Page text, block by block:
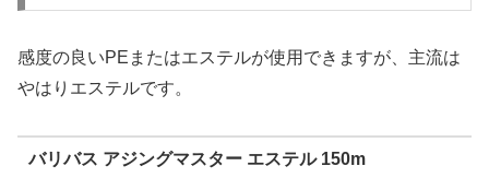
感度の良いPEまたはエステルが使用できますが、主流は
やはりエステルです。
バリバス アジングマスター エステル 150m